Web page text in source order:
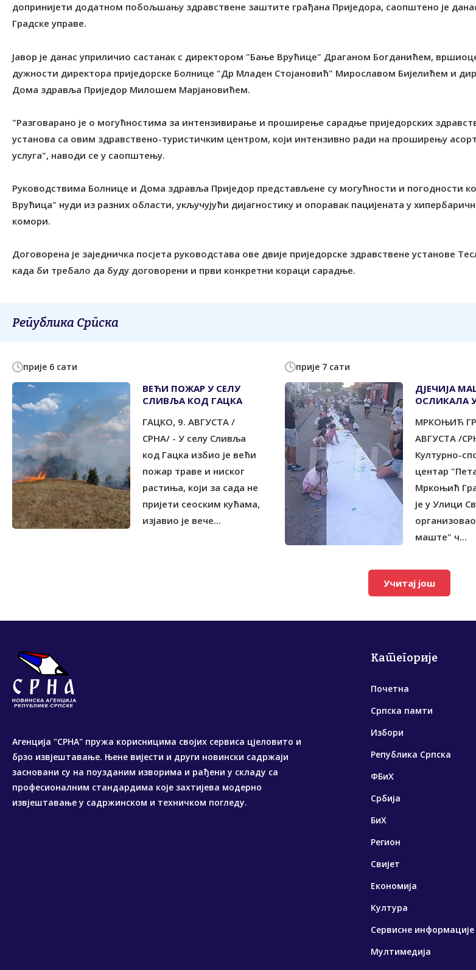
допринијети додатном побољшању здравствене заштите грађана Приједора, саопштено је
Градске управе.
Јавор је данас уприличио састанак с директором "Бање Врућице" Драганом Богданићем,
дужности директора приједорске Болнице "Др Младен Стојановић" Мирославом Бијелићем и
Дома здравља Приједор Милошем Марјановићем.
"Разговарано је о могућностима за интензивирање и проширење сарадње приједорских
установа са овим здравствено-туристичким центром, који интензивно ради на проширењу
услуга", наводи се у саопштењу.
Руководствима Болнице и Дома здравља Приједор представљене су могућности и погодности
Врућица" нуди из разних области, укључујући дијагностику и опоравак пацијената у
комори.
Договорена је заједничка посјета руководстава ове двије приједорске здравствене установе
када би требало да буду договорени и први конкретни кораци сарадње.
Република Српска
прије 6 сати
ВЕЋИ ПОЖАР У СЕЛУ
СЛИВЉА КОД ГАЦКА
ГАЦКО, 9. АВГУСТА /
СРНА/ - У селу Сливља
код Гацка избио је већи
пожар траве и ниског
растиња, који за сада не
пријети сеоским кућама,
изјавио је вече...
прије 7 сати
ДЈЕЧИЈА
ОСЛИКАЛА
МРКОЊИЋ
АВГУСТА /
Културно-
центар
Мркоњић
је у Улици
маште" ч...
Учитај још
Агенција "СРНА" пружа корисницима својих сервиса цјеловито и
брзо извјештавање. Њене вијести и други новински садржаји
засновани су на поузданим изворима и рађени у складу са
професионалним стандардима које захтијева модерно
извјештавање у садржинском и техничком погледу.
Категорије
Почетна
Српска памти
Избори
Република Српска
ФБиХ
Србија
БиХ
Регион
Свијет
Економија
Култура
Сервисне информације
Мултимедија